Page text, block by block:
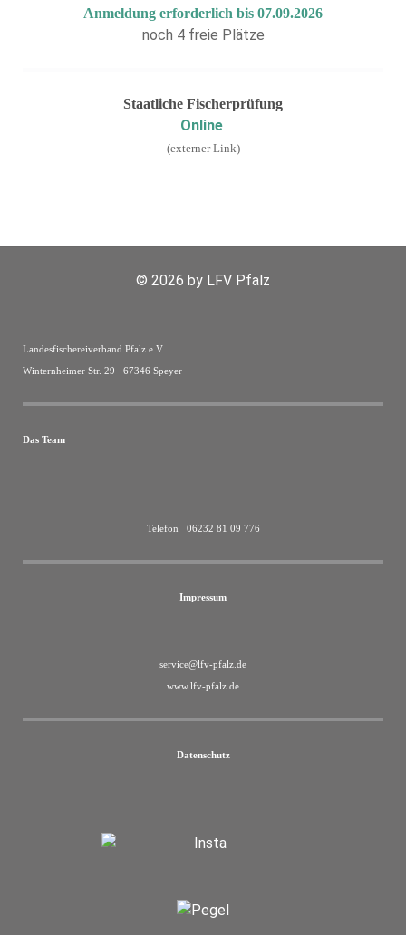
Anmeldung erforderlich bis 07.09.2026
noch 4 freie Plätze
Staatliche Fischerprüfung
Online
(externer Link)
© 2026 by LFV Pfalz
Landesfischereiverband Pfalz e.V.
Winternheimer Str. 29 67346 Speyer
Das Team
Telefon 06232 81 09 776
Impressum
service@lfv-pfalz.de
www.lfv-pfalz.de
Datenschutz